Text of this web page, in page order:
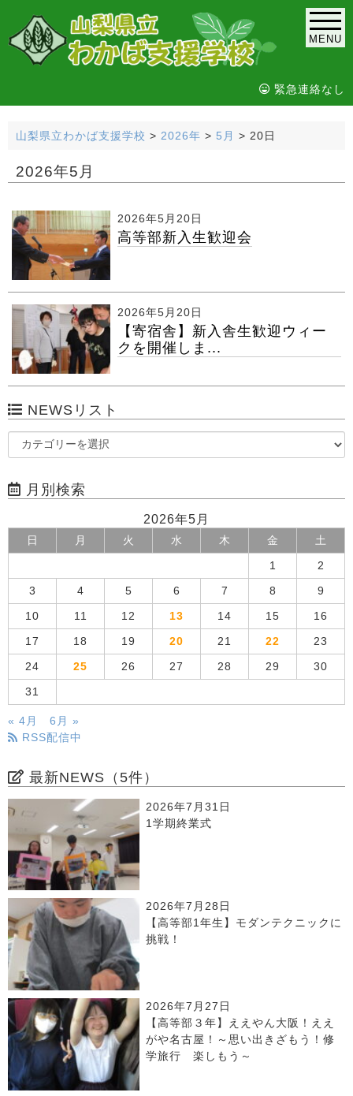
MENU
緊急連絡なし
山梨県立わかば支援学校 > 2026年 > 5月 > 20日
2026年5月
2026年5月20日
高等部新入生歓迎会
2026年5月20日
【寄宿舎】新入舎生歓迎ウィー
クを開催しま...
NEWSリスト
月別検索
2026年5月
日 月 火 水 木 金 土
1 2
3 4 5 6 7 8 9
10 11 12 13 14 15 16
17 18 19 20 21 22 23
24 25 26 27 28 29 30
31
« 4月
6月 »
RSS配信中
最新NEWS（5件）
2026年7月31日
1学期終業式
2026年7月28日
【高等部1年生】モダンテクニックに
挑戦！
2026年7月27日
【高等部３年】ええやん大阪！ええ
がや名古屋！～思い出きざもう！修
学旅行 楽しもう～